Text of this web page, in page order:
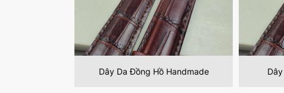
Dây Da Đồng Hồ Cao Cấp